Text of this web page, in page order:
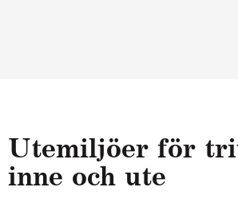
Ute­mil­jöer för
inne och ute